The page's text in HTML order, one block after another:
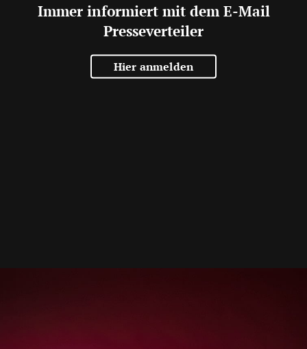
Immer informiert mit dem E-Mail
Presseverteiler
Hier anmelden